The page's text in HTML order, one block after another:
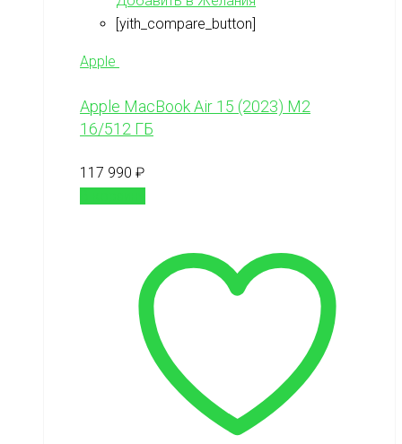
[yith_compare_button]
Apple
Apple MacBook Air 15 (2023) М2
16/512 ГБ
117 990 ₽